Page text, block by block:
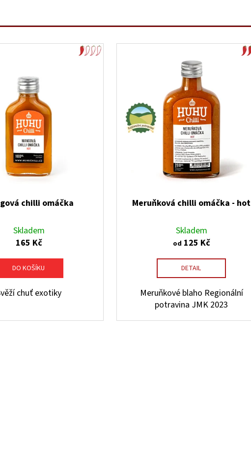
chilli omáčka
Skladem
165 Kč
DO KOŠÍKU
chuť exotiky
Meruňková chilli omáčka - hot
Skladem
od 125 Kč
DETAIL
Meruňkové blaho Regionální
potravina JMK 2023